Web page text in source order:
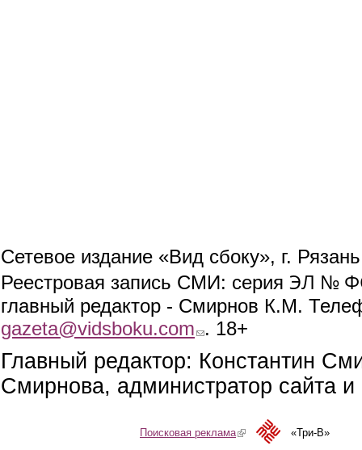
Сетевое издание «Вид сбоку», г.
Реестровая запись СМИ: серия ЭЛ №
главный редактор - Смирнов К.М.
gazeta@vidsboku.com (link sends e-mail)
. 18+
Главный редактор: Константин
Смирнова, администратор сайта
Поисковая реклама(link is external)«Три-В»